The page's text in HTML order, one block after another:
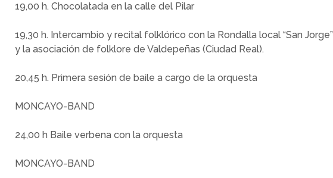
19,00 h. Chocolatada en la calle del Pilar
19,30 h. Intercambio y recital folklórico con la Rondalla local “San Jorge”
y la asociación de folklore de Valdepeñas (Ciudad Real).
20,45 h. Primera sesión de baile a cargo de la orquesta
MONCAYO-BAND
24,00 h Baile verbena con la orquesta
MONCAYO-BAND